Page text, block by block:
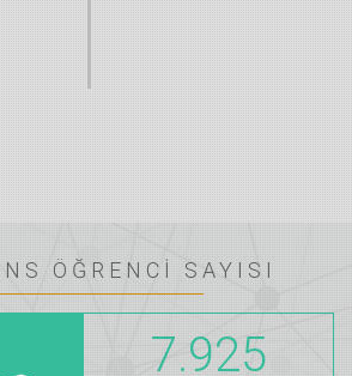
ÖĞRENCİ SAYISI
7.925